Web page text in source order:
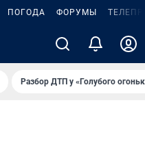
ПОГОДА ФОРУМЫ
Разбор ДТП у «Голубого